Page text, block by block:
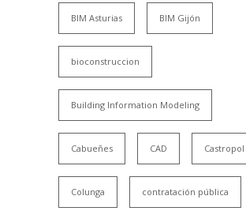
BIM Asturias BIM Gijón
bioconstruccion
Building Information Modeling
Cabueñes CAD Castropol
Colunga contratación pública